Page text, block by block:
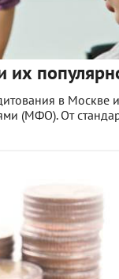
их
в Москве и
(МФО). От